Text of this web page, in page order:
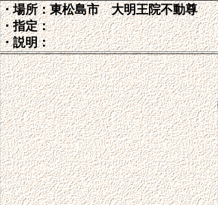
・場所：東松島市 大明王院不動尊
・指定：
・説明：